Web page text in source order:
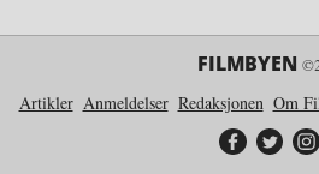
FILMBYEN
Artikler Anmeldelser Redaksjonen Om
Filmbyen på